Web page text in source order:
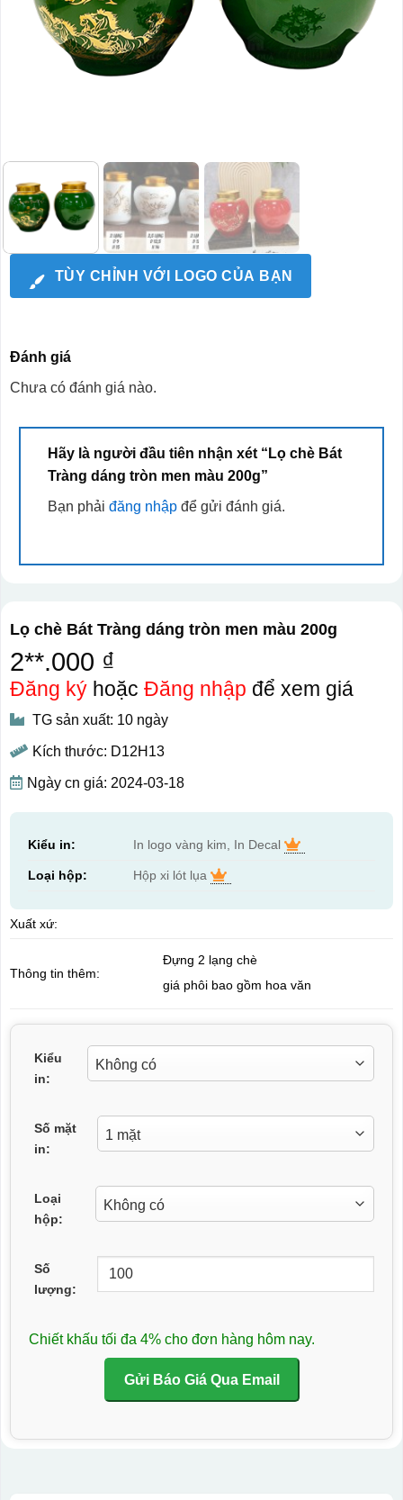
TÙY CHỈNH VỚI LOGO CỦA BẠN
Đánh giá
Chưa có đánh giá nào.
Hãy là người đầu tiên nhận xét “Lọ chè Bát
Tràng dáng tròn men màu 200g”
Bạn phải đăng nhậpđể gửi đánh giá.
Lọ chè Bát Tràng dáng tròn men màu 200g
2**.000 ₫
Đăng kýhoặc Đăng nhập để xem giá
TG sản xuất: 10 ngày
Kích thước: D12H13
Ngày cn giá: 2024-03-18
Kiểu in: In logo vàng kim, In Decal
Loại hộp: Hộp xi lót lụa
Xuất xứ:
Thông tin thêm:
Đựng 2 lạng chè
giá phôi bao gồm hoa văn
Kiểu
in:
Số mặt
in:
Loại
hộp:
Số
lượng:
Chiết khấu tối đa 4% cho đơn hàng hôm nay.
Gửi Báo Giá Qua Email